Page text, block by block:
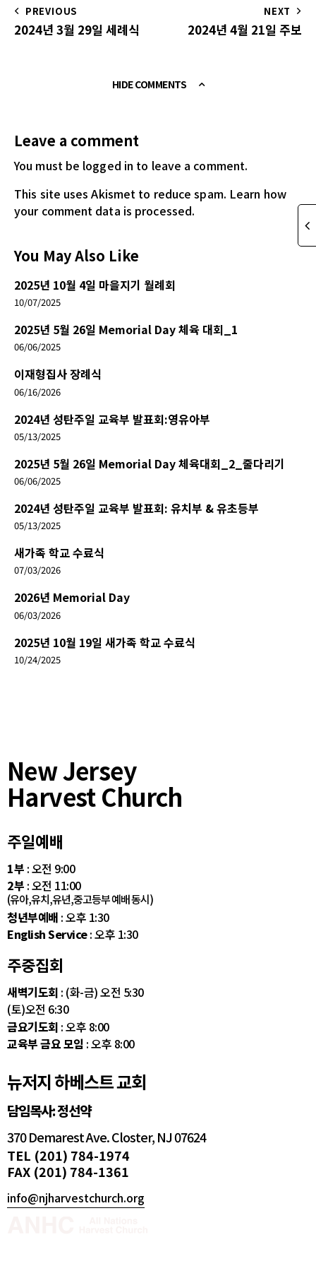
PREVIOUS
2024년 3월 29일 세례식
NEXT
2024년 4월 21일 주보
HIDE COMMENTS
Leave a comment
You must be logged in to leave a comment.
This site uses Akismet to reduce spam. Learn how
your comment data is processed.
You May Also Like
2025년 10월 4일 마을지기 월례회
10/07/2025
2025년 5월 26일 Memorial Day 체육 대회_1
06/06/2025
이재형집사 장례식
06/16/2026
2024년 성탄주일 교육부 발표회:영유아부
05/13/2025
2025년 5월 26일 Memorial Day 체육대회_2_줄다리기
06/06/2025
2024년 성탄주일 교육부 발표회: 유치부 & 유초등부
05/13/2025
새가족 학교 수료식
07/03/2026
2026년 Memorial Day
06/03/2026
2025년 10월 19일 새가족 학교 수료식
10/24/2025
New Jersey
Harvest Church
주일예배
1부 : 오전 9:00
2부 : 오전 11:00
(유아,유치,유년,중고등부 예배 동시)
청년부예배 : 오후 1:30
English Service: 오후 1:30
주중집회
새벽기도회 : (화-금) 오전 5:30
(토)오전 6:30
금요기도회 : 오후 8:00
교육부 금요 모임 : 오후 8:00
뉴저지 하베스트 교회
담임목사: 정선약
370 Demarest Ave. Closter, NJ 07624
TEL (201) 784-1974
FAX (201) 784-1361
info@njharvestchurch.org